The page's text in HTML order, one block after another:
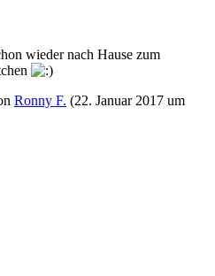
wieder nach Hause zum
Ronny F. (22. Januar 2017 um